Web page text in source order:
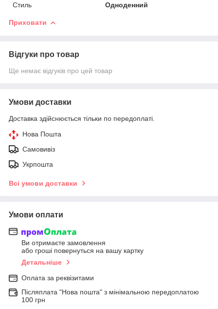
Стиль
Одноденний
Приховати
Відгуки про товар
Ще немає відгуків про цей товар
Умови доставки
Доставка здійснюється тільки по передоплаті.
Нова Пошта
Самовивіз
Укрпошта
Всі умови доставки
Умови оплати
Ви отримаєте замовлення
або гроші повернуться на вашу картку
Детальніше
Оплата за реквізитами
Післяплата "Нова пошта" з мінімальною передоплатою
100 грн